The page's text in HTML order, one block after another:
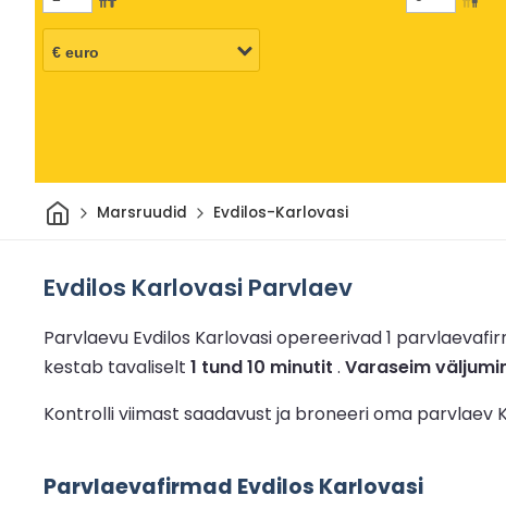
Avaleht
Marsruudid Evdilos-Karlovasi
Evdilos Karlovasi Parvlaev
Parvlaevu Evdilos Karlovasi opereerivad 1
kestab tavaliselt 1 tund 10 minutit . Varaseim
Kontrolli viimast saadavust ja broneeri oma parvlaev
Parvlaevafirmad Evdilos Karlovasi